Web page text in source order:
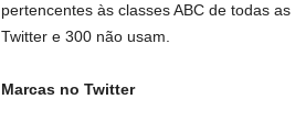
pertencentes às classes ABC de todas
Twitter e 300 não usam.
Marcas no Twitter